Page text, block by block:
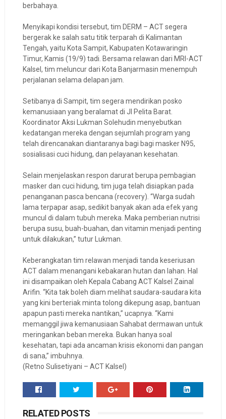
berbahaya.
Menyikapi kondisi tersebut, tim DERM – ACT segera
bergerak ke salah satu titik terparah di Kalimantan
Tengah, yaitu Kota Sampit, Kabupaten Kotawaringin
Timur, Kamis (19/9) tadi. Bersama relawan dari MRI-ACT
Kalsel, tim meluncur dari Kota Banjarmasin menempuh
perjalanan selama delapan jam.
Setibanya di Sampit, tim segera mendirikan posko
kemanusiaan yang beralamat di Jl Pelita Barat.
Koordinator Aksi Lukman Solehudin menyebutkan
kedatangan mereka dengan sejumlah program yang
telah direncanakan diantaranya bagi bagi masker N95,
sosialisasi cuci hidung, dan pelayanan kesehatan.
Selain menjelaskan respon darurat berupa pembagian
masker dan cuci hidung, tim juga telah disiapkan pada
penanganan pasca bencana (recovery). “Warga sudah
lama terpapar asap, sedikit banyak akan ada efek yang
muncul di dalam tubuh mereka. Maka pemberian nutrisi
berupa susu, buah-buahan, dan vitamin menjadi penting
untuk dilakukan,” tutur Lukman.
Keberangkatan tim relawan menjadi tanda keseriusan
ACT dalam menangani kebakaran hutan dan lahan. Hal
ini disampaikan oleh Kepala Cabang ACT Kalsel Zainal
Arifin. “Kita tak boleh diam melihat saudara-saudara kita
yang kini berteriak minta tolong dikepung asap, bantuan
apapun pasti mereka nantikan,” ucapnya. “Kami
memanggil jiwa kemanusiaan Sahabat dermawan untuk
meringankan beban mereka. Bukan hanya soal
kesehatan, tapi ada ancaman krisis ekonomi dan pangan
di sana,” imbuhnya.
(Retno Sulisetiyani – ACT Kalsel)
RELATED POSTS